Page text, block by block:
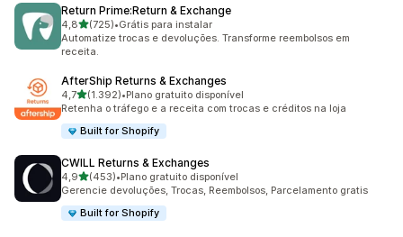
Return Prime:Return & Exchange
4,8de 5 estrelas
(725)
725 avaliações ao todo
•Grátis para instalar
Automatize trocas e devoluções. Transforme reembolsos em
receita.
AfterShip Returns & Exchanges
4,7de 5 estrelas
(1.392)
1392 avaliações ao todo
•Plano gratuito disponível
Retenha o tráfego e a receita com trocas e créditos na loja
Built for Shopify
CWILL Returns & Exchanges
4,9de 5 estrelas
(453)
453 avaliações ao todo
•Plano gratuito disponível
Gerencie devoluções, Trocas, Reembolsos, Parcelamento gratis
Built for Shopify